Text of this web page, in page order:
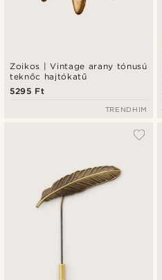
Zoikos | Vintage arany tónusú
teknőc hajtókatű
5295 Ft
TRENDHIM